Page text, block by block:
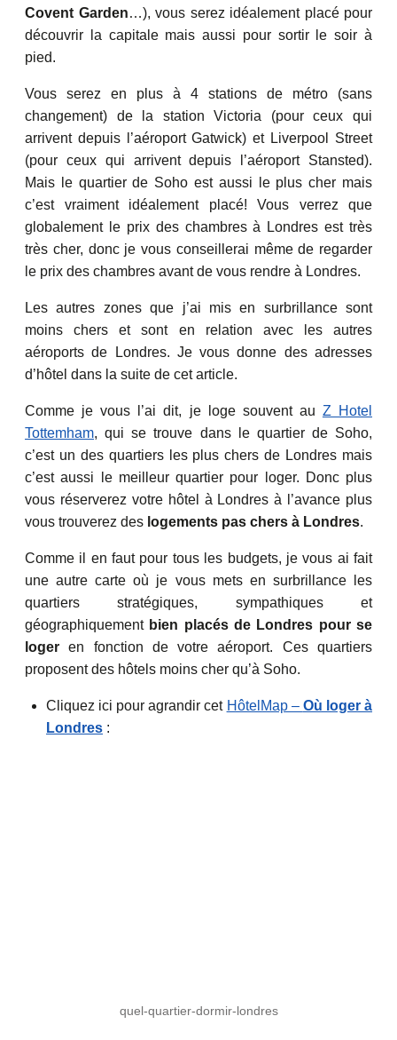
Covent Garden…), vous serez idéalement placé pour
découvrir la capitale mais aussi pour sortir le soir à
pied.
Vous serez en plus à 4 stations de métro (sans
changement) de la station Victoria (pour ceux qui
arrivent depuis l’aéroport Gatwick) et Liverpool Street
(pour ceux qui arrivent depuis l’aéroport Stansted).
Mais le quartier de Soho est aussi le plus cher mais
c’est vraiment idéalement placé! Vous verrez que
globalement le prix des chambres à Londres est très
très cher, donc je vous conseillerai même de regarder
le prix des chambres avant de vous rendre à Londres.
Les autres zones que j’ai mis en surbrillance sont
moins chers et sont en relation avec les autres
aéroports de Londres. Je vous donne des adresses
d’hôtel dans la suite de cet article.
Comme je vous l’ai dit, je loge souvent au Z Hotel
Tottemham, qui se trouve dans le quartier de Soho,
c’est un des quartiers les plus chers de Londres mais
c’est aussi le meilleur quartier pour loger. Donc plus
vous réserverez votre hôtel à Londres à l’avance plus
vous trouverez des logements pas chers à Londres.
Comme il en faut pour tous les budgets, je vous ai fait
une autre carte où je vous mets en surbrillance les
quartiers stratégiques, sympathiques et
géographiquement bien placés de Londres pour se
loger en fonction de votre aéroport. Ces quartiers
proposent des hôtels moins cher qu’à Soho.
Cliquez ici pour agrandir cet HôtelMap – Où loger à
Londres :
quel-quartier-dormir-londres